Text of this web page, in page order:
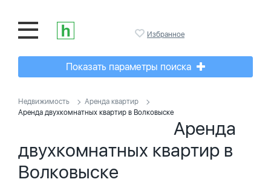
Избранное
Показать параметры поиска
Недвижимость
Аренда квартир
Аренда двухкомнатных квартир в Волковыске
Аренда
двухкомнатных квартир в
Волковыске